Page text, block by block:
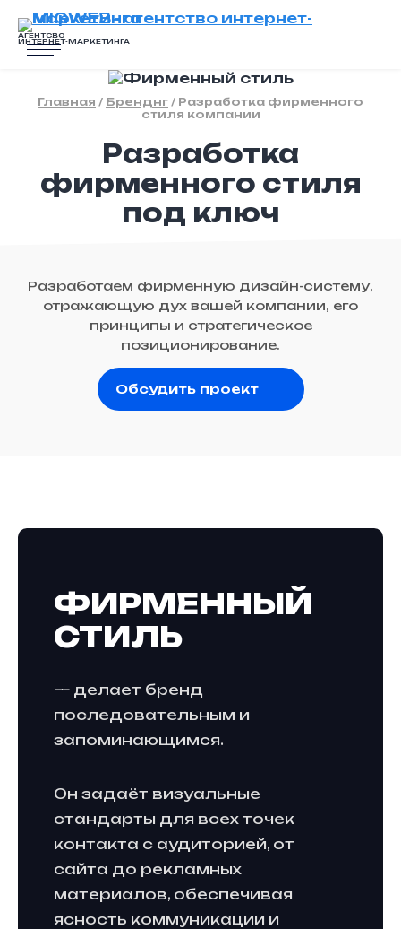
АГЕНТСВО
ИНТЕРНЕТ-МАРКЕТИНГА
Главная / Бренднг / Разработка фирменного
стиля компании
Разработка
фирменного стиля
под ключ
Разработаем фирменную дизайн-систему,
отражающую дух вашей компании, его
принципы и стратегическое
позиционирование.
Обсудить проект
ФИРМЕННЫЙ
СТИЛЬ
— делает бренд
последовательным и
запоминающимся.
Он задаёт визуальные
стандарты для всех точек
контакта с аудиторией, от
сайта до рекламных
материалов, обеспечивая
ясность коммуникации и